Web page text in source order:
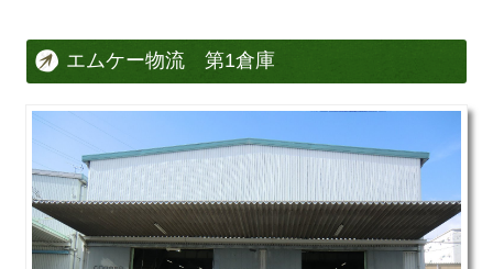
エムケー物流 第1倉庫